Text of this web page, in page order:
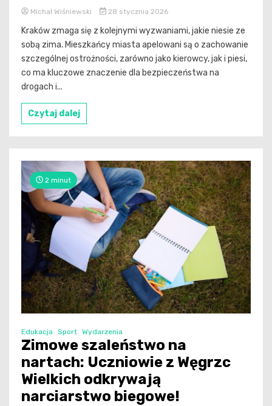
Michał Wiśniewski 28 stycznia 2026
Kraków zmaga się z kolejnymi wyzwaniami, jakie niesie ze
sobą zima. Mieszkańcy miasta apelowani są o zachowanie
szczególnej ostrożności, zarówno jako kierowcy, jak i piesi,
co ma kluczowe znaczenie dla bezpieczeństwa na
drogach i...
Czytaj dalej
2 minut
Edukacja Sport Wydarzenia
Zimowe szaleństwo na
nartach: Uczniowie z Węgrzc
Wielkich odkrywają
narciarstwo biegowe!